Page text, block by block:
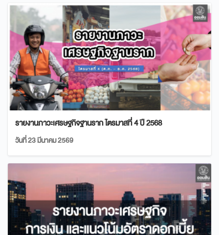
รายงานภาวะเศรษฐกิจฐานราก ไตรมาสที่ 4 ปี 2568
วันที่ 23 มีนาคม 2569